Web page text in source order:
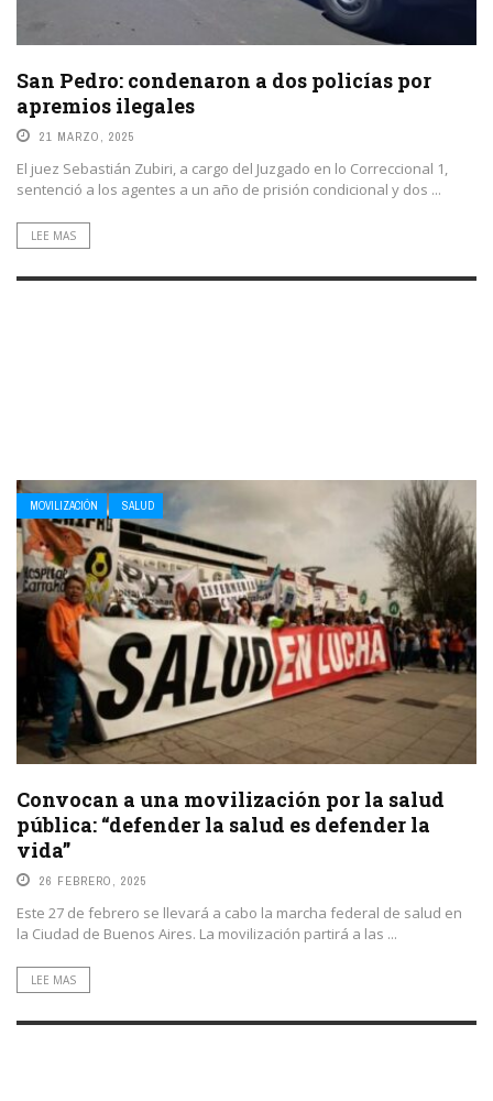
San Pedro: condenaron a dos policías por
apremios ilegales
21 MARZO, 2025
El juez Sebastián Zubiri, a cargo del Juzgado en lo Correccional 1,
sentenció a los agentes a un año de prisión condicional y dos ...
LEE MAS
MOVILIZACIÓN SALUD
Convocan a una movilización por la salud
pública: “defender la salud es defender la
vida”
26 FEBRERO, 2025
Este 27 de febrero se llevará a cabo la marcha federal de salud en
la Ciudad de Buenos Aires. La movilización partirá a las ...
LEE MAS